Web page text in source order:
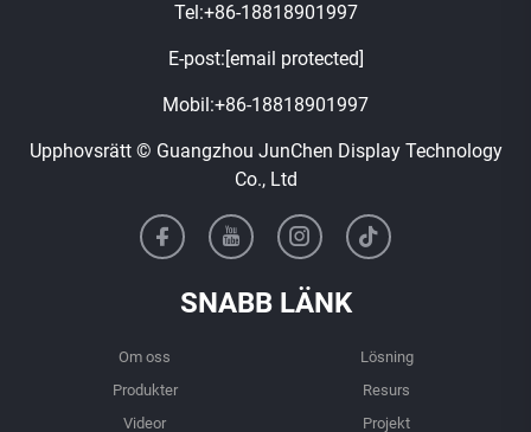
Tel:+86-18818901997
E-post: [email protected]
Mobil:+86-18818901997
Upphovsrätt © Guangzhou JunChen Display Technology
Co., Ltd
SNABB LÄNK
Om oss
Lösning
Produkter
Resurs
Videor
Projekt